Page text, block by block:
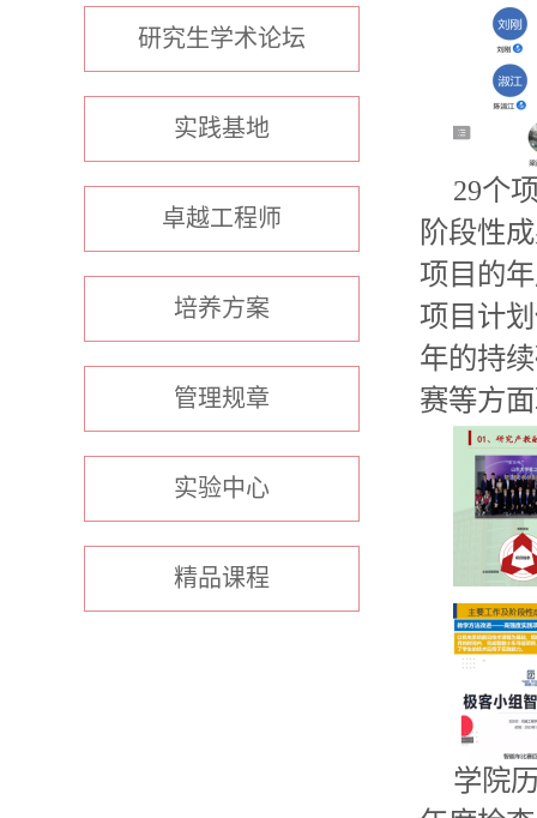
研究生学术论坛
实践基地
卓越工程师
培养方案
管理规章
实验中心
精品课程
29个
阶段性
项目的
项目计
年的持
赛等方
学院